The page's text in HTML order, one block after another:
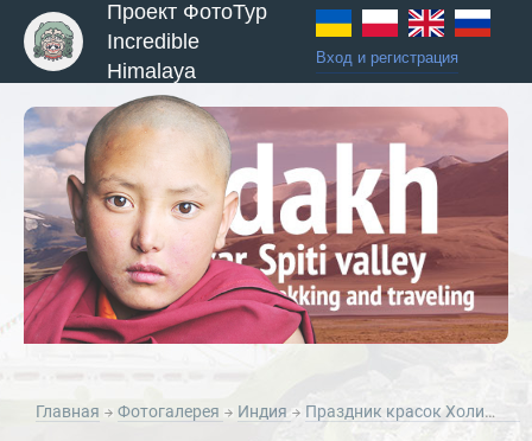
и Туры
Проект ФотоТур
Incredible
Himalaya
Вход и регистрация
Главная Фотогалерея Индия Праздник красок Холи в лицах Варанаси